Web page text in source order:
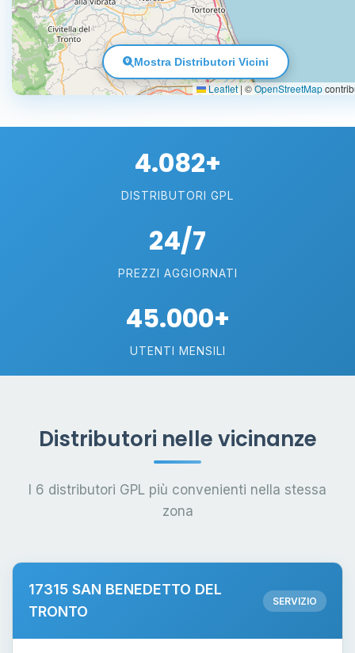
Leaflet|©OpenStreetMap
Mostra Distributori Vicini
4.082+
DISTRIBUTORI GPL
24/7
PREZZI AGGIORNATI
45.000+
UTENTI MENSILI
Distributori nelle vicinanze
I 6 distributori GPL più convenienti nella stessa
zona
17315 SAN BENEDETTO DEL
TRONTO
SERVIZIO